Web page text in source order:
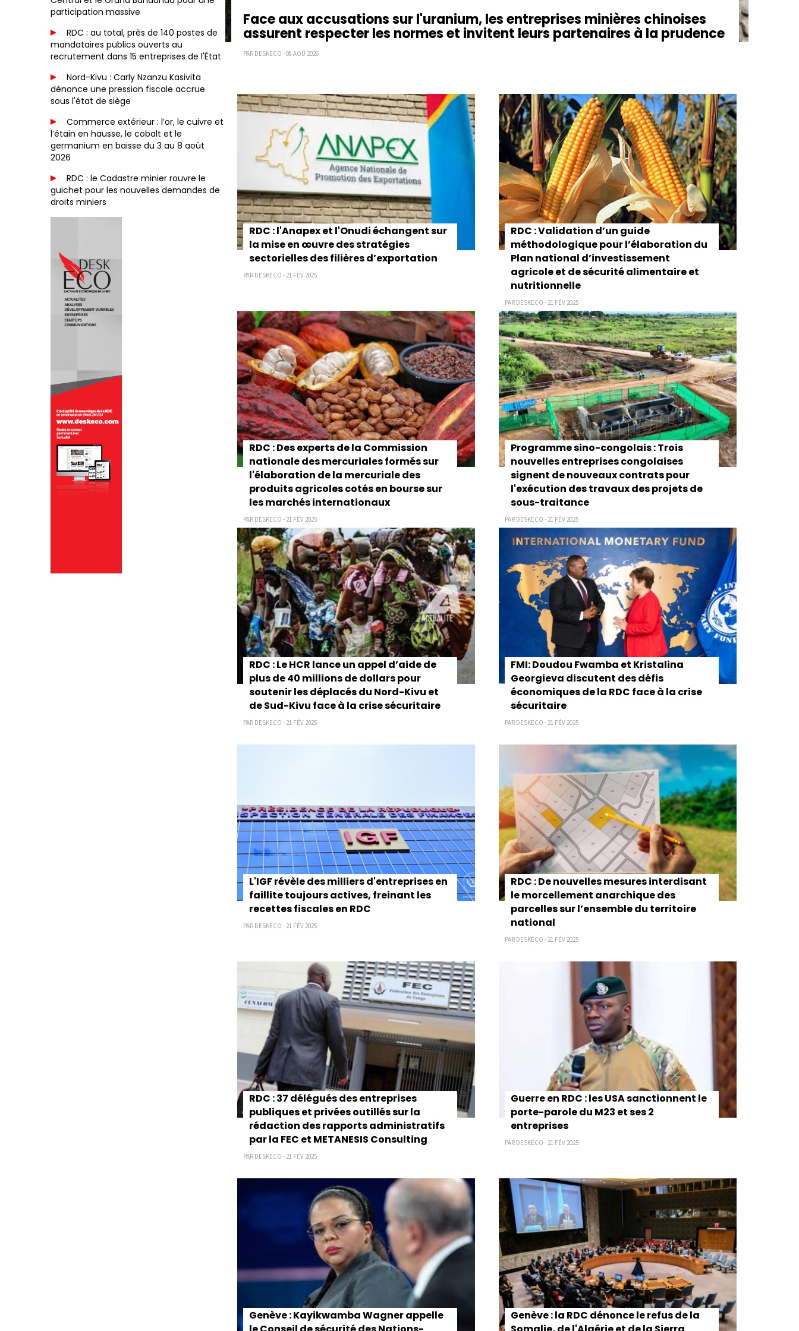
participation massive
RDC : au total, près de 140 postes de
mandataires publics ouverts au
recrutement dans 15 entreprises de l'État
Nord-Kivu : Carly Nzanzu Kasivita
dénonce une pression fiscale accrue
sous l'état de siège
Commerce extérieur : l’or, le cuivre et
l’étain en hausse, le cobalt et le
germanium en baisse du 3 au 8 août
2026
RDC : le Cadastre minier rouvre le
guichet pour les nouvelles demandes de
droits miniers
Face aux accusations sur l'uranium, les entreprises minières chinoises
assurent respecter les normes et invitent leurs partenaires à la prudence
PAR DESKECO - 08 AOÛ 2026
RDC : l'Anapex et l'Onudi échangent sur
la mise en œuvre des stratégies
sectorielles des filières d’exportation
PAR DESKECO - 21 FÉV 2025
RDC : Validation d’un guide
méthodologique pour l’élaboration du
Plan national d’investissement
agricole et de sécurité alimentaire et
nutritionnelle
PAR DESKECO - 21 FÉV 2025
RDC : Des experts de la Commission
nationale des mercuriales formés sur
l'élaboration de la mercuriale des
produits agricoles cotés en bourse sur
les marchés internationaux
PAR DESKECO - 21 FÉV 2025
Programme sino-congolais : Trois
nouvelles entreprises congolaises
signent de nouveaux contrats pour
l'exécution des travaux des projets de
sous-traitance
PAR DESKECO - 21 FÉV 2025
RDC : Le HCR lance un appel d’aide de
plus de 40 millions de dollars pour
soutenir les déplacés du Nord-Kivu et
de Sud-Kivu face à la crise sécuritaire
PAR DESKECO - 21 FÉV 2025
FMI: Doudou Fwamba et Kristalina
Georgieva discutent des défis
économiques de la RDC face à la crise
sécuritaire
PAR DESKECO - 21 FÉV 2025
L'IGF révèle des milliers d'entreprises en
faillite toujours actives, freinant les
recettes fiscales en RDC
PAR DESKECO - 21 FÉV 2025
RDC : De nouvelles mesures interdisant
le morcellement anarchique des
parcelles sur l’ensemble du territoire
national
PAR DESKECO - 21 FÉV 2025
RDC : 37 délégués des entreprises
publiques et privées outillés sur la
rédaction des rapports administratifs
par la FEC et METANESIS Consulting
PAR DESKECO - 21 FÉV 2025
Guerre en RDC : les USA sanctionnent le
porte-parole du M23 et ses 2
entreprises
PAR DESKECO - 21 FÉV 2025
Genève : Kayikwamba Wagner appelle
Genève : la RDC dénonce le refus de la